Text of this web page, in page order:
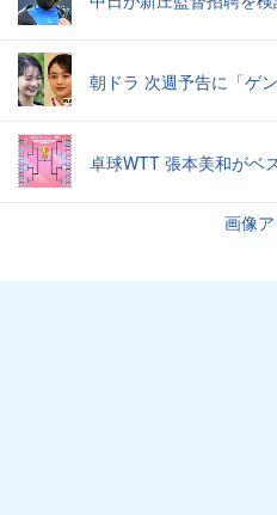
朝ドラ 次週予告に「ゲン
卓球WTT 張本美和がベ
画像